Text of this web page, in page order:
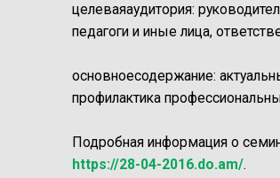
целеваяаудитория:
педагоги и иные лица,
основноесодержание:
профилактика
Подробная информация о
https://28-04-2016.do.am/.